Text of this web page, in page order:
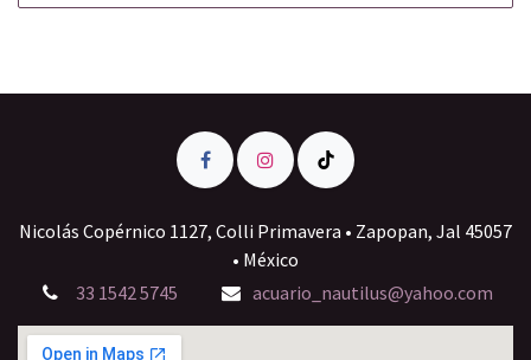
Nicolás Copérnico 1127, Colli Primavera • Zapopan, Jal 45057
• México
33 1542 5745
acuario_nautilus@yahoo.com